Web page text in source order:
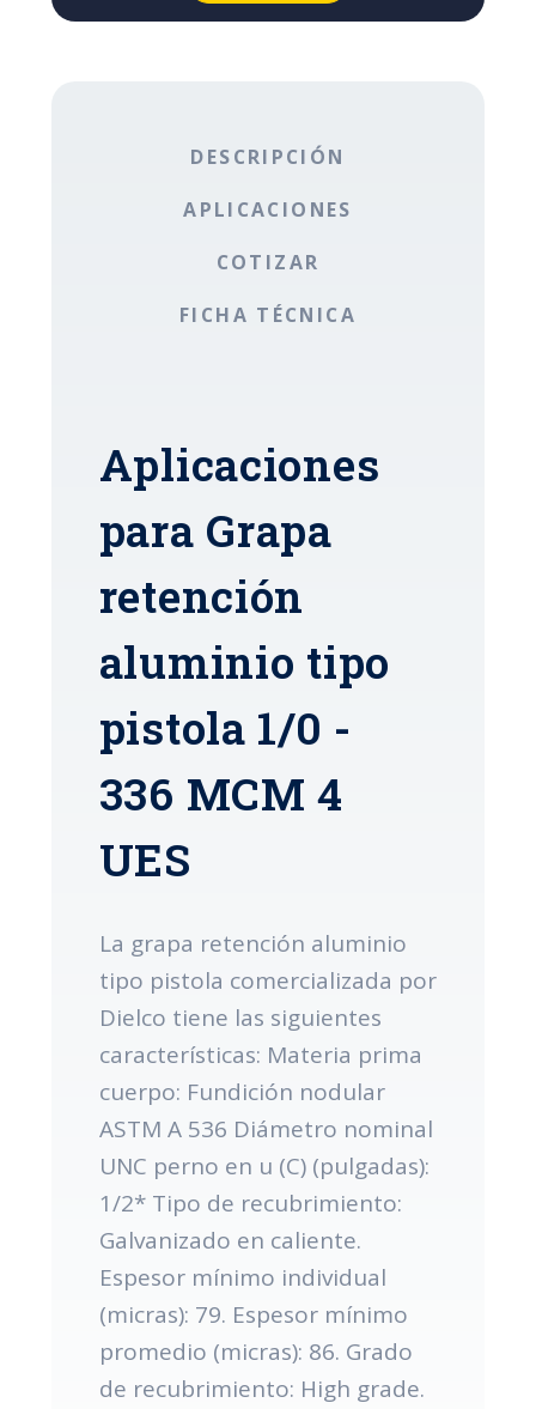
DESCRIPCIÓN
APLICACIONES
COTIZAR
FICHA TÉCNICA
Aplicaciones
para Grapa
retención
aluminio tipo
pistola 1/0 -
336 MCM 4
UES
La grapa retención aluminio
tipo pistola comercializada por
Dielco tiene las siguientes
características: Materia prima
cuerpo: Fundición nodular
ASTM A 536 Diámetro nominal
UNC perno en u (C) (pulgadas):
1/2* Tipo de recubrimiento:
Galvanizado en caliente.
Espesor mínimo individual
(micras): 79. Espesor mínimo
promedio (micras): 86. Grado
de recubrimiento: High grade.